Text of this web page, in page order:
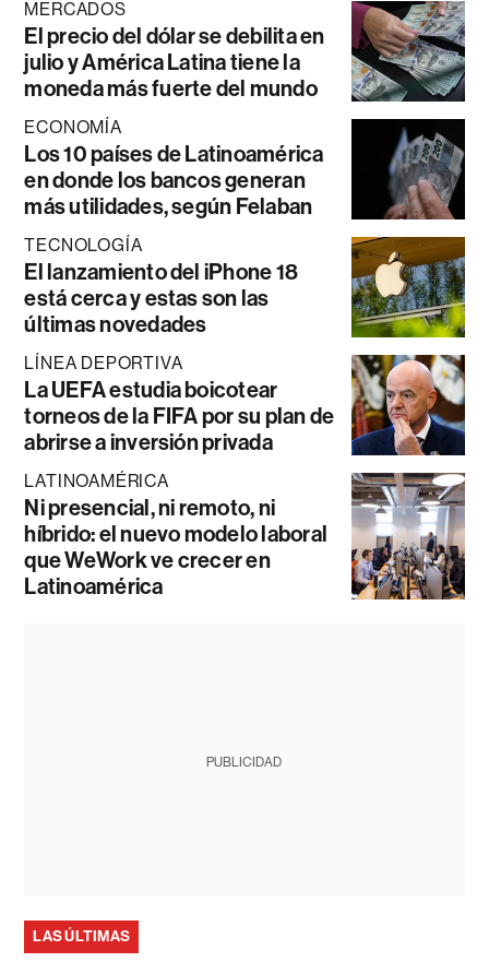
MERCADOS
El precio del dólar se debilita en
julio y América Latina tiene la
moneda más fuerte del mundo
ECONOMÍA
Los 10 países de Latinoamérica
en donde los bancos generan
más utilidades, según Felaban
TECNOLOGÍA
El lanzamiento del iPhone 18
está cerca y estas son las
últimas novedades
LÍNEA DEPORTIVA
La UEFA estudia boicotear
torneos de la FIFA por su plan de
abrirse a inversión privada
LATINOAMÉRICA
Ni presencial, ni remoto, ni
híbrido: el nuevo modelo laboral
que WeWork ve crecer en
Latinoamérica
PUBLICIDAD
LAS ÚLTIMAS